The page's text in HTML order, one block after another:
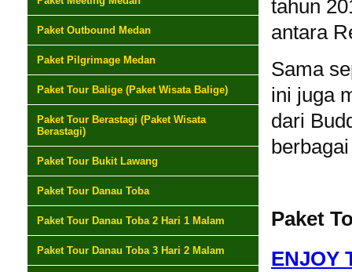
Paket Outbound Medan
Paket Pilgrimage Medan
Paket Tour Balige (Paket Wisata Balige)
Paket Tour Berastagi (Paket Wisata
Berastagi)
Paket Tour Bukit Lawang
Paket Tour Danau Toba
Paket Tour Danau Toba 2 Hari 1 Malam
Paket Tour Danau Toba 3 Hari 2 Malam
tahun
antara
Sama
ini juga
dari
Paket
ENJOY